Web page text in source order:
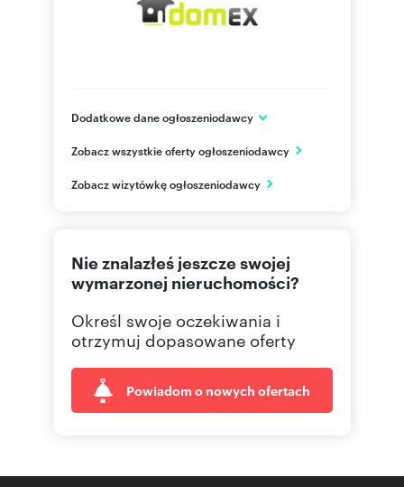
Dodatkowe dane ogłoszeniodawcy
ul. Jana Olbrachta 174B/1
podlaskie
790 59 Pokaż telefon
Zobacz wszystkie oferty ogłoszeniodawcy
Zobacz wizytówkę ogłoszeniodawcy
Nie znalazłeś jeszcze swojej
wymarzonej nieruchomości?
Określ swoje oczekiwania i
otrzymuj dopasowane oferty
Powiadom o nowych ofertach